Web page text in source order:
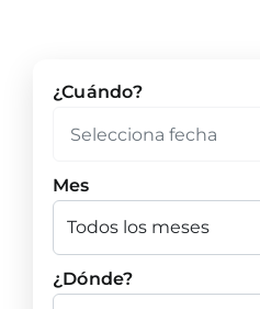
¿Cuándo?
Mes
¿Dónde?